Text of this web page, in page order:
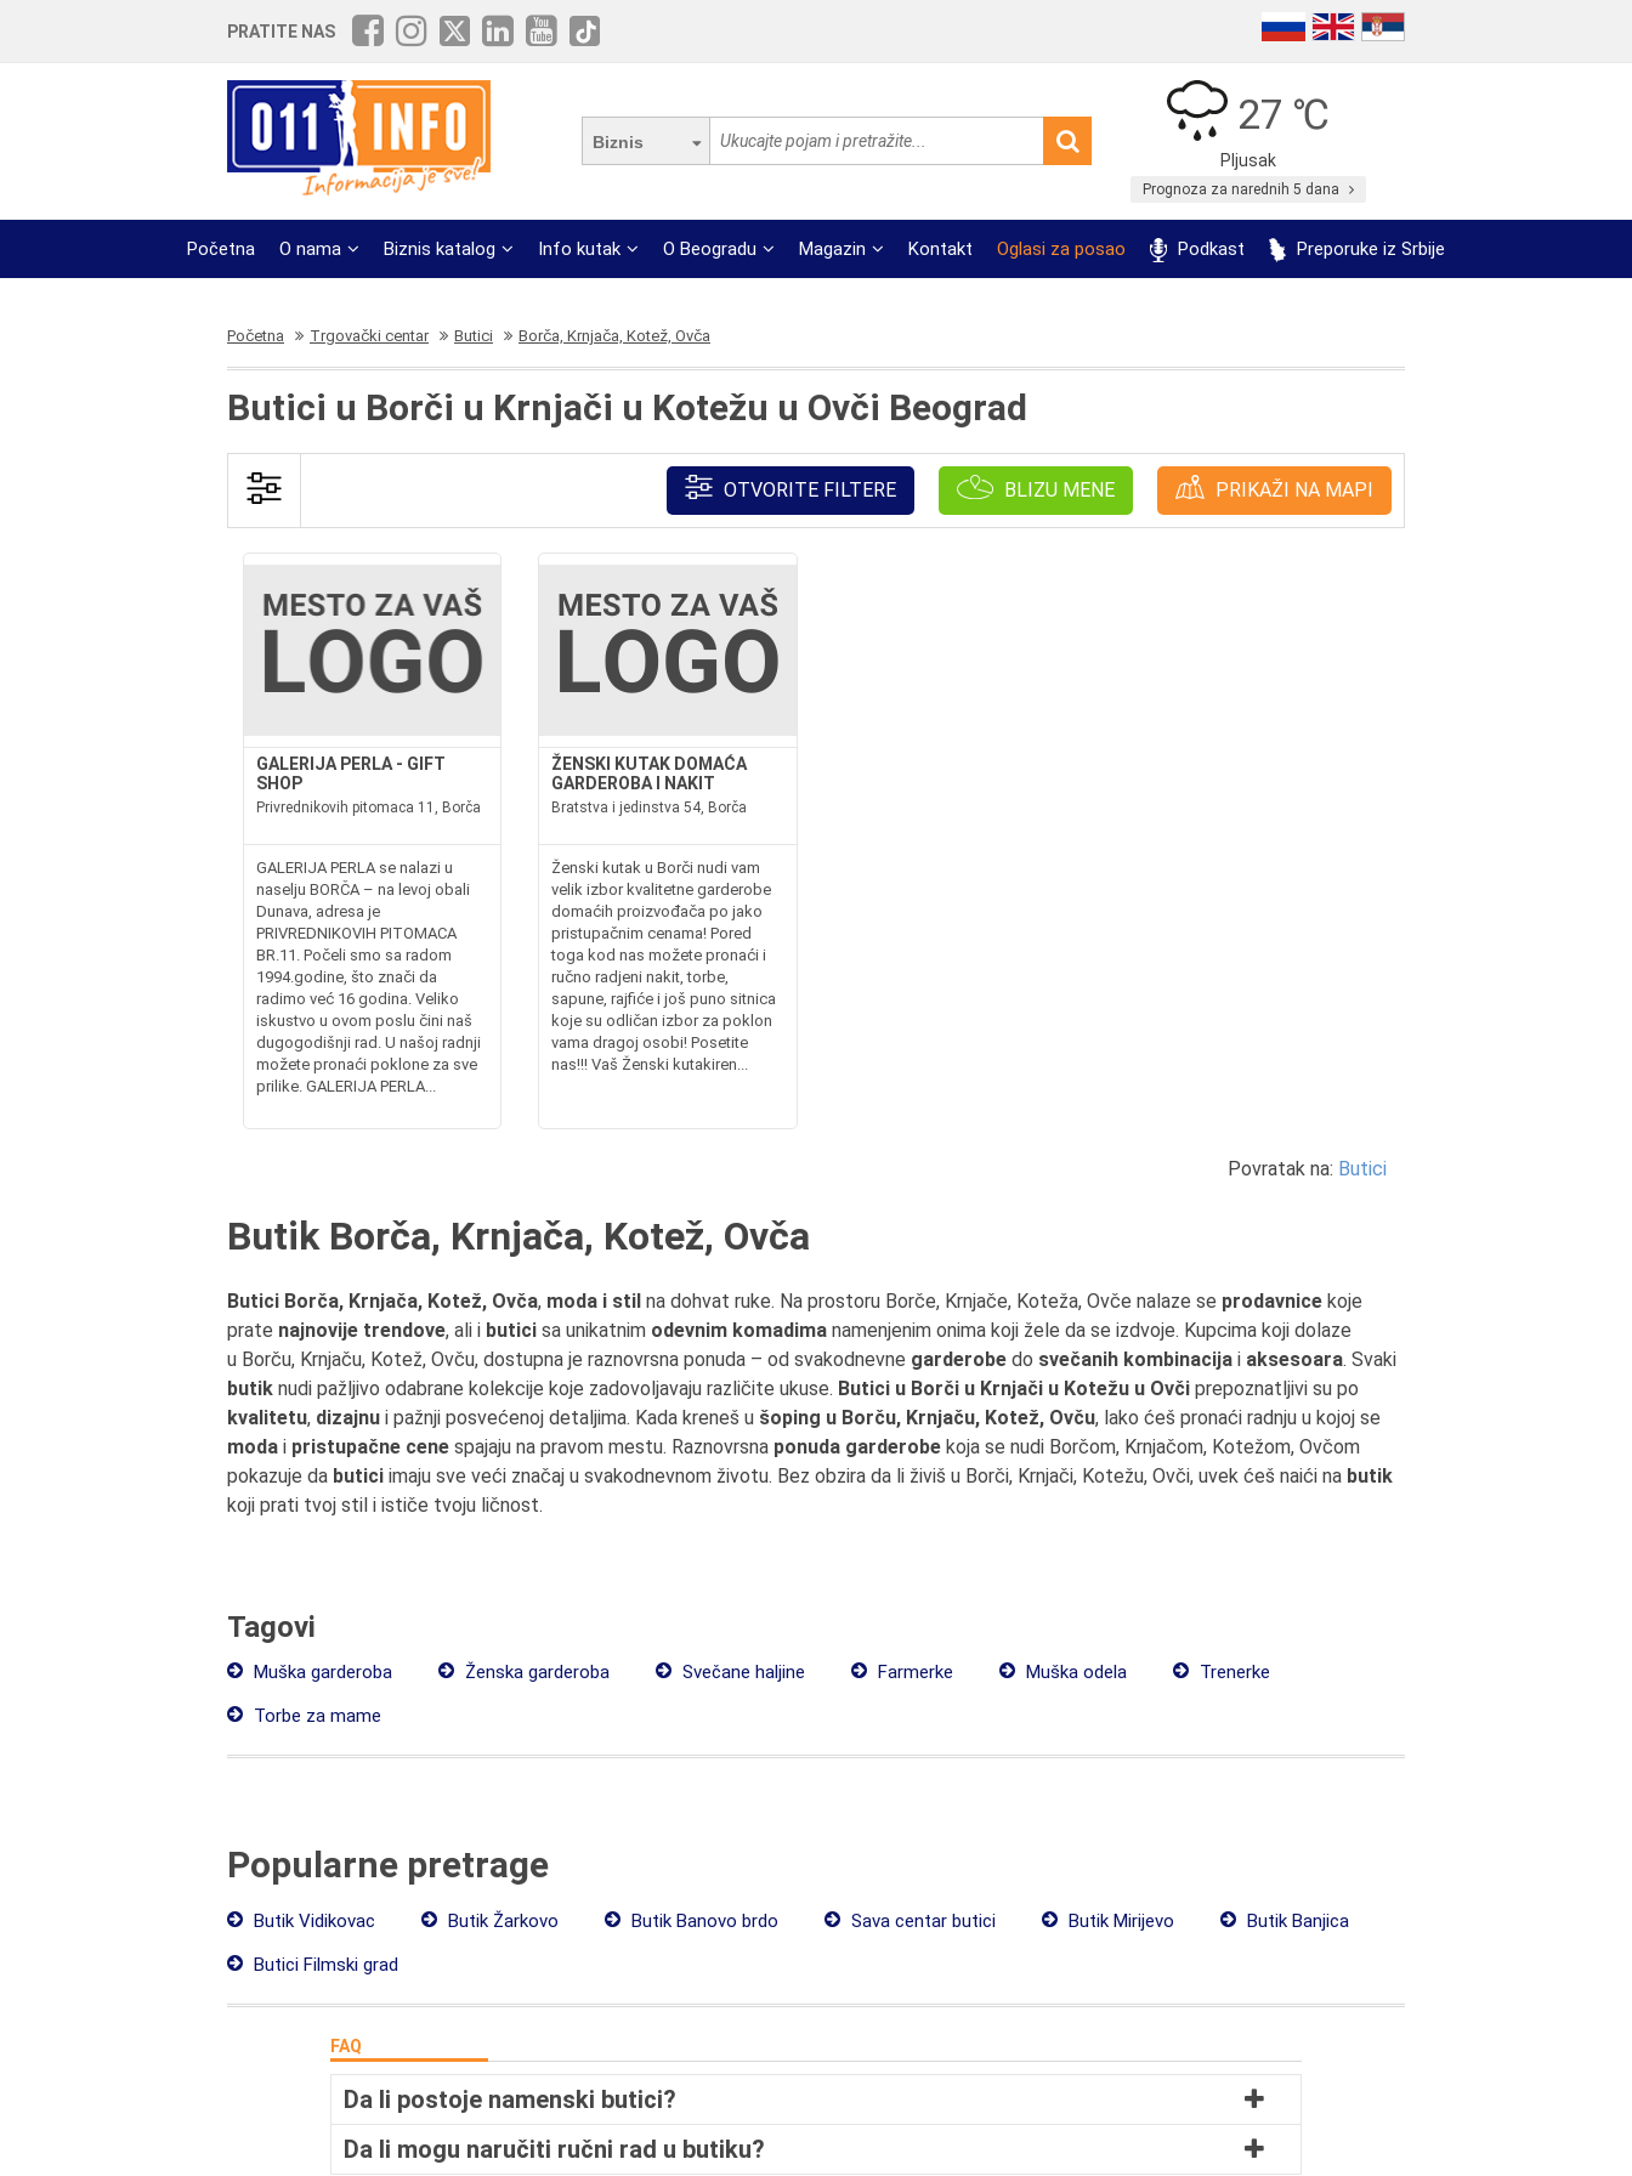
PRATITE NAS
Biznis
27 ℃
Pljusak
Prognoza za narednih 5 dana
Početna O nama Biznis katalog Info kutak O Beogradu Magazin Kontakt Oglasi za posao Podkast Preporuke iz Srbije
Početna Trgovački centar Butici Borča, Krnjača, Kotež, Ovča
Butici u Borči u Krnjači u Kotežu u Ovči Beograd
OTVORITE FILTERE BLIZU MENE PRIKAŽI NA MAPI
GALERIJA PERLA - GIFT
SHOP
Privrednikovih pitomaca 11, Borča
GALERIJA PERLA se nalazi u
naselju BORČA – na levoj obali
Dunava, adresa je
PRIVREDNIKOVIH PITOMACA
BR.11. Počeli smo sa radom
1994.godine, što znači da
radimo već 16 godina. Veliko
iskustvo u ovom poslu čini naš
dugogodišnji rad. U našoj radnji
možete pronaći poklone za sve
prilike. GALERIJA PERLA...
ŽENSKI KUTAK DOMAĆA
GARDEROBA I NAKIT
Bratstva i jedinstva 54, Borča
Ženski kutak u Borči nudi vam
velik izbor kvalitetne garderobe
domaćih proizvođača po jako
pristupačnim cenama! Pored
toga kod nas možete pronaći i
ručno radjeni nakit, torbe,
sapune, rajfiće i još puno sitnica
koje su odličan izbor za poklon
vama dragoj osobi! Posetite
nas!!! Vaš Ženski kutakiren...
Povratak na: Butici
Butik Borča, Krnjača, Kotež, Ovča
Butici Borča, Krnjača, Kotež, Ovča, moda i stil na dohvat ruke. Na prostoru Borče, Krnjače, Koteža, Ovče nalaze se prodavnice koje
prate najnovije trendove, ali i butici sa unikatnim odevnim komadima namenjenim onima koji žele da se izdvoje. Kupcima koji dolaze
u Borču, Krnjaču, Kotež, Ovču, dostupna je raznovrsna ponuda – od svakodnevne garderobe do svečanih kombinacija i aksesoara. Svaki
butik nudi pažljivo odabrane kolekcije koje zadovoljavaju različite ukuse. Butici u Borči u Krnjači u Kotežu u Ovči prepoznatljivi su po
kvalitetu, dizajnu i pažnji posvećenoj detaljima. Kada kreneš u šoping u Borču, Krnjaču, Kotež, Ovču, lako ćeš pronaći radnju u kojoj se
moda i pristupačne cene spajaju na pravom mestu. Raznovrsna ponuda garderobe koja se nudi Borčom, Krnjačom, Kotežom, Ovčom
pokazuje da butici imaju sve veći značaj u svakodnevnom životu. Bez obzira da li živiš u Borči, Krnjači, Kotežu, Ovči, uvek ćeš naići na butik
koji prati tvoj stil i ističe tvoju ličnost.
Tagovi
Muška garderoba Ženska garderoba Svečane haljine Farmerke Muška odela
Trenerke
Torbe za mame
Popularne pretrage
Butik Vidikovac Butik Žarkovo Butik Banovo brdo Sava centar butici Butik Mirijevo
Butik Banjica
Butici Filmski grad
FAQ
Da li postoje namenski butici?
Da li mogu naručiti ručni rad u butiku?